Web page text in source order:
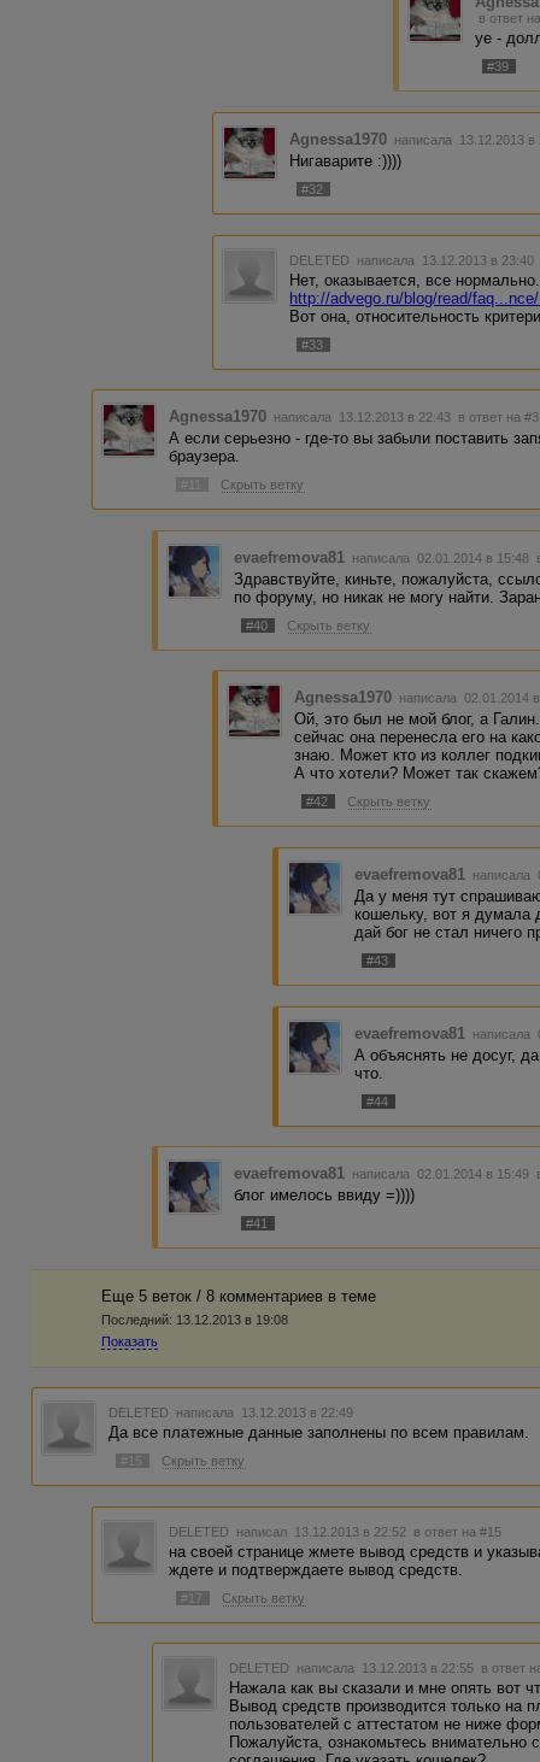
в ответ
уе -
#39
Agnessa1970 написала 13.12.2013
Нигаварите :))))
#32
DELETED написала 13.12.2013 в
Нет, оказывается, все
http://advego.ru/blog/read/
Вот она, относительность
#33
Agnessa1970 написала 13.12.2013 в 22:43 в ответ на #3
А если серьезно - где-то вы забыли поставить
браузера.
#11 Скрыть ветку
evaefremova81 написала 02.01.2014 в 15:48
Здравствуйте, киньте, пожалуйста,
по форуму, но никак не могу найти.
#40 Скрыть ветку
Agnessa1970 написала 02.01.2014
Ой, это был не мой блог, а
сейчас она перенесла его на
знаю. Может кто из коллег
А что хотели? Может так
#42 Скрыть ветку
evaefremova81 написала
Да у меня тут
кошельку, вот я думала
дай бог не стал ничего
#43
evaefremova81 написала
А объяснять не досуг,
что.
#44
evaefremova81 написала 02.01.2014 в 15:49
блог имелось ввиду =))))
#41
Еще 5 веток / 8 комментариев в темe
Последний: 13.12.2013 в 19:08
Показать
DELETED написала 13.12.2013 в 22:49
Да все платежные данные заполнены по всем правилам.
#15 Скрыть ветку
DELETED написал 13.12.2013 в 22:52 в ответ на #15
на своей странице жмете вывод средств и
ждете и подтверждаете вывод средств.
#17 Скрыть ветку
DELETED написала 13.12.2013 в 22:55 в ответ
Нажала как вы сказали и мне опять вот
Вывод средств производится только на
пользователей с аттестатом не ниже
Пожалуйста, ознакомьтесь внимательно